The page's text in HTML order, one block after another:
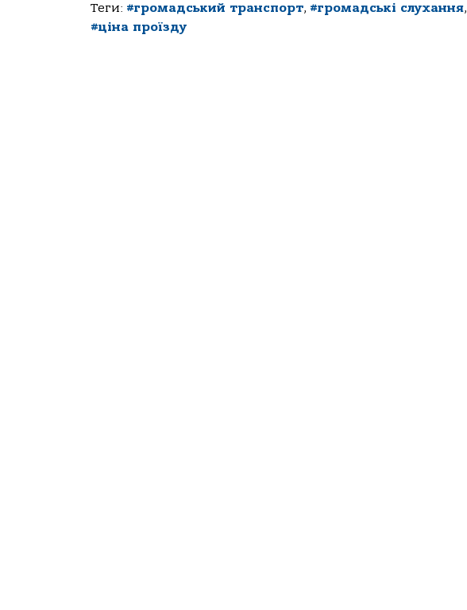
Теги: #громадський транспорт, #громадські слухання,
#ціна проїзду